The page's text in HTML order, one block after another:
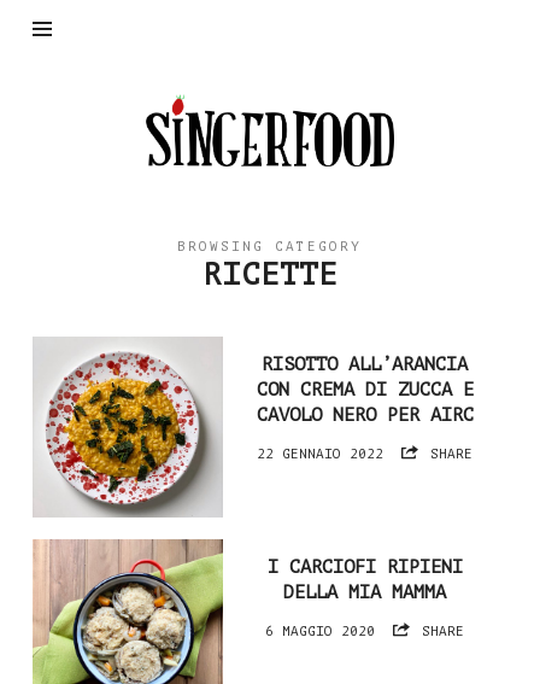
SingerFood
BROWSING CATEGORY
RICETTE
RISOTTO ALL’ARANCIA
CON CREMA DI ZUCCA E
CAVOLO NERO PER AIRC
22 GENNAIO 2022 SHARE
I CARCIOFI RIPIENI
DELLA MIA MAMMA
6 MAGGIO 2020 SHARE